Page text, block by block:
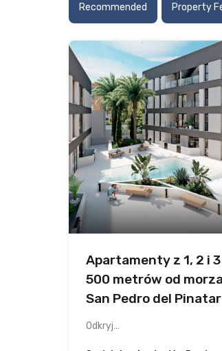
Recommended Property
Apartamenty z 1, 2 i
500 metrów od
San Pedro del Pinatar
Odkryj…